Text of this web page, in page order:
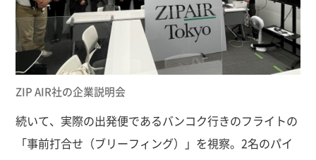
ZIP AIR社の企業説明会
続いて、実際の出発便であるバンコク行きのフライトの
「事前打合せ（ブリーフィング）」を視察。2名のパイ